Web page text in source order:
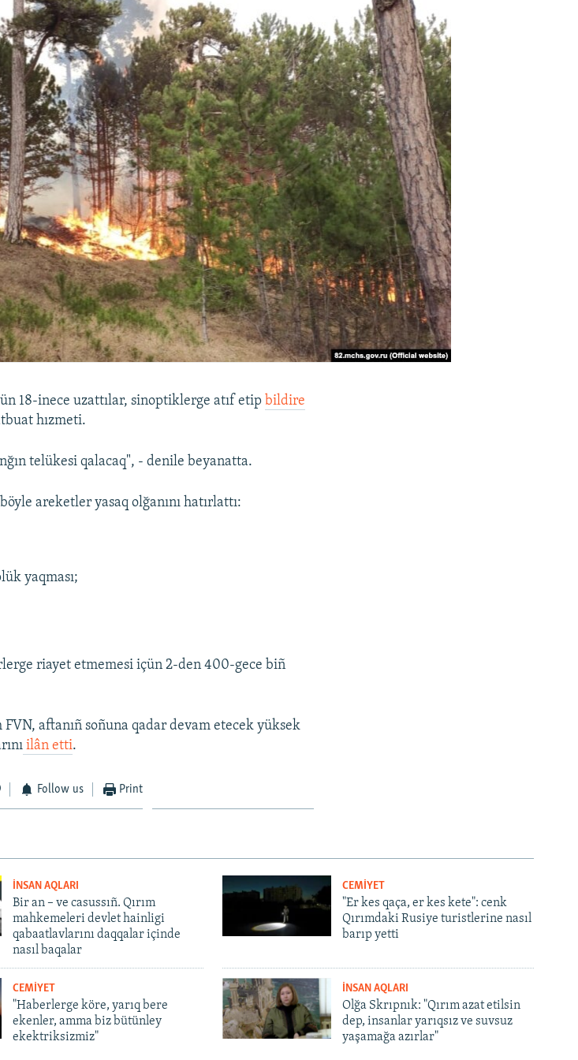
18-inece uzattılar, sinoptiklerge atıf etip bildire
hızmeti.
telükesi qalacaq", - denile beyanatta.
areketler yasaq olğanını hatırlattı:
yaqması;
riayet etmemesi içün 2-den 400-gece biñ
FVN, aftanıñ soñuna qadar devam etecek yüksek
ilân etti.
Follow us Print
İNSAN AQLARI
Bir an – ve casussıñ. Qırım
mahkemeleri devlet hainligi
qabaatlavlarını daqqalar içinde
nasıl baqalar
CEMİYET
"Er kes qaça, er kes kete": cenk
Qırımdaki Rusiye turistlerine nasıl
barıp yetti
CEMİYET
"Haberlerge köre, yarıq bere
ekenler, amma biz bütünley
ekektriksizmiz"
İNSAN AQLARI
Olğa Skrıpnık: "Qırım azat etilsin
dep, insanlar yarıqsız ve suvsuz
yaşamağa azırlar"